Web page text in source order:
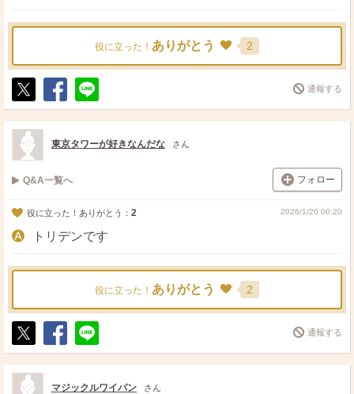
役に立った！ ありがとう 2
ポ
ス
ト
シ
ェ
送
る
通報する
東京タワーが好きなんだな さん
Q&A一覧へ フォロー
役に立った！ありがとう： 2 2026/1/20 00:20
トリデンです
役に立った！ ありがとう 2
ポ
ス
ト
シ
ェ
送
る
通報する
マジックルワイパン さん